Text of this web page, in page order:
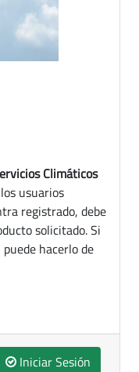
Climáticos
usuarios
registrado, debe
solicitado. Si
hacerlo de
Iniciar Sesión